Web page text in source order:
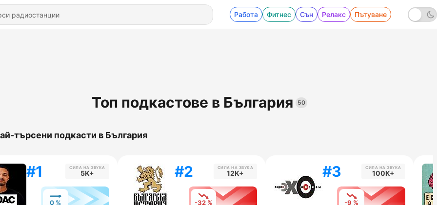
Работа Фитнес Сън Релакс Пътуване
Топ подкастове в България 50
търсени подкасти в България
#1 СИЛА НА ЗВУКА
5K+
0 %
#2 СИЛА НА ЗВУКА
12K+
-32 %
#3 СИЛА НА ЗВУКА
100K+
-9 %